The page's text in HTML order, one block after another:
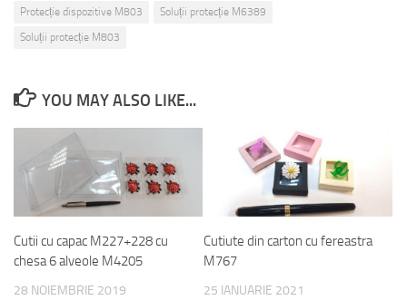
Protecție dispozitive M803
Soluții protecție M6389
Soluții protecție M803
YOU MAY ALSO LIKE...
Cutii cu capac M227+228 cu
chesa 6 alveole M4205
28 NOIEMBRIE 2019
Cutiute din carton cu fereastra
M767
25 IANUARIE 2021